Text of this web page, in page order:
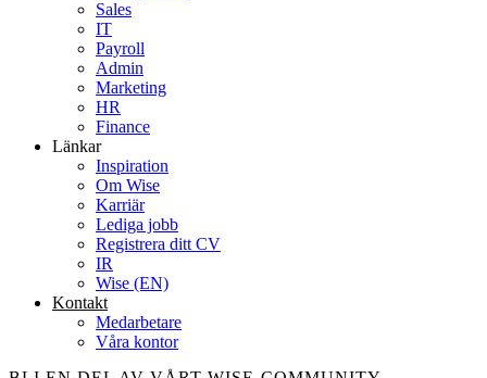
Sales
IT
Payroll
Admin
Marketing
HR
Finance
Länkar
Inspiration
Om Wise
Karriär
Lediga jobb
Registrera ditt CV
IR
Wise (EN)
Kontakt
Medarbetare
Våra kontor